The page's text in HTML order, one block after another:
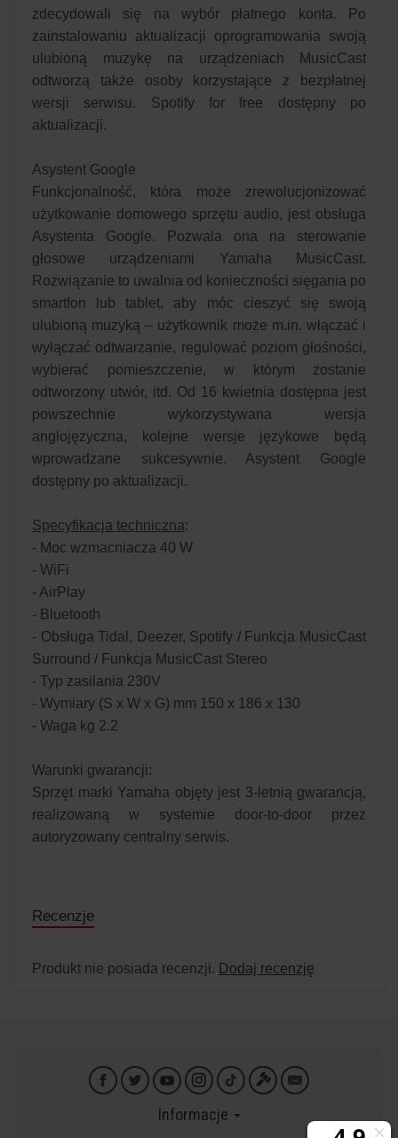
zdecydowali się na wybór płatnego konta. Po
zainstalowaniu aktualizacji oprogramowania swoją
ulubioną muzykę na urządzeniach MusicCast
odtworzą także osoby korzystające z bezpłatnej
wersji serwisu. Spotify for free dostępny po
aktualizacji.
Asystent Google
Funkcjonalność, która może zrewolucjonizować
użytkowanie domowego sprzętu audio, jest obsługa
Asystenta Google. Pozwala ona na sterowanie
głosowe urządzeniami Yamaha MusicCast.
Rozwiązanie to uwalnia od konieczności sięgania po
smartfon lub tablet, aby móc cieszyć się swoją
ulubioną muzyką – użytkownik może m.in. włączać i
wyłączać odtwarzanie, regulować poziom głośności,
wybierać pomieszczenie, w którym zostanie
odtworzony utwór, itd. Od 16 kwietnia dostępna jest
powszechnie wykorzystywana wersja
anglojęzyczna, kolejne wersje językowe będą
wprowadzane sukcesywnie. Asystent Google
dostępny po aktualizacji.
Specyfikacja techniczna:
- Moc wzmacniacza 40 W
- WiFi
- AirPlay
- Bluetooth
- Obsługa Tidal, Deezer, Spotify / Funkcja MusicCast
Surround / Funkcja MusicCast Stereo
- Typ zasilania 230V
- Wymiary (S x W x G) mm 150 x 186 x 130
- Waga kg 2.2
Warunki gwarancji:
Sprzęt marki Yamaha objęty jest 3-letnią gwarancją,
realizowaną w systemie door-to-door przez
autoryzowany centralny serwis.
Recenzje
Produkt nie posiada recenzji. Dodaj recenzję
Informacje